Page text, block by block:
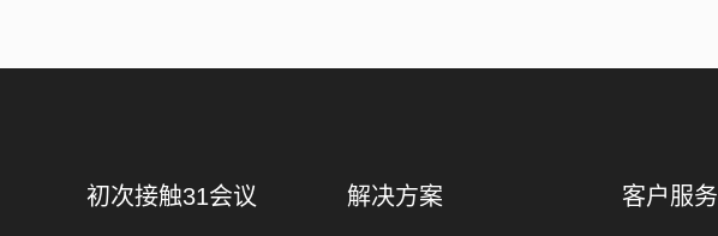
初次接触31会议 解决方案 客户服务